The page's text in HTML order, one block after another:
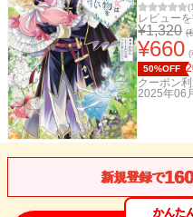
(1
レビューを
¥1,320 (
¥660 (
50%OFF
クーポン
2025年06
新規登録で
かんた